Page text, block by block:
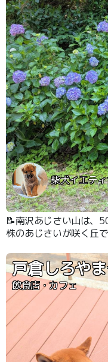
柴犬イエテ
📝南沢あじさい山は、
株のあじさいが咲く丘
こ歩けるのでワンちゃ
🐶🐾
戸倉しろや
飲食店・カフェ